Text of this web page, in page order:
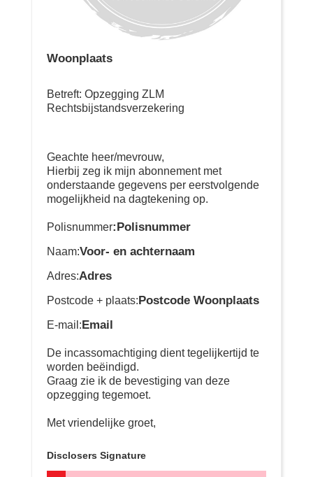
Woonplaats
Betreft: Opzegging ZLM
Rechtsbijstandsverzekering
Geachte heer/mevrouw,
Hierbij zeg ik mijn abonnement met
onderstaande gegevens per eerstvolgende
mogelijkheid na dagtekening op.
Polisnummer:Polisnummer
Naam:Voor- en achternaam
Adres:Adres
Postcode + plaats:Postcode Woonplaats
E-mail:Email
De incassomachtiging dient tegelijkertijd te
worden beëindigd.
Graag zie ik de bevestiging van deze
opzegging tegemoet.
Met vriendelijke groet,
Disclosers Signature